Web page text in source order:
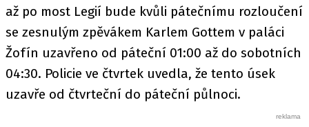
až po most Legií bude kvůli pátečnímu rozloučení
se zesnulým zpěvákem Karlem Gottem v paláci
Žofín uzavřeno od páteční 01:00 až do sobotních
04:30. Policie ve čtvrtek uvedla, že tento úsek
uzavře od čtvrteční do páteční půlnoci.